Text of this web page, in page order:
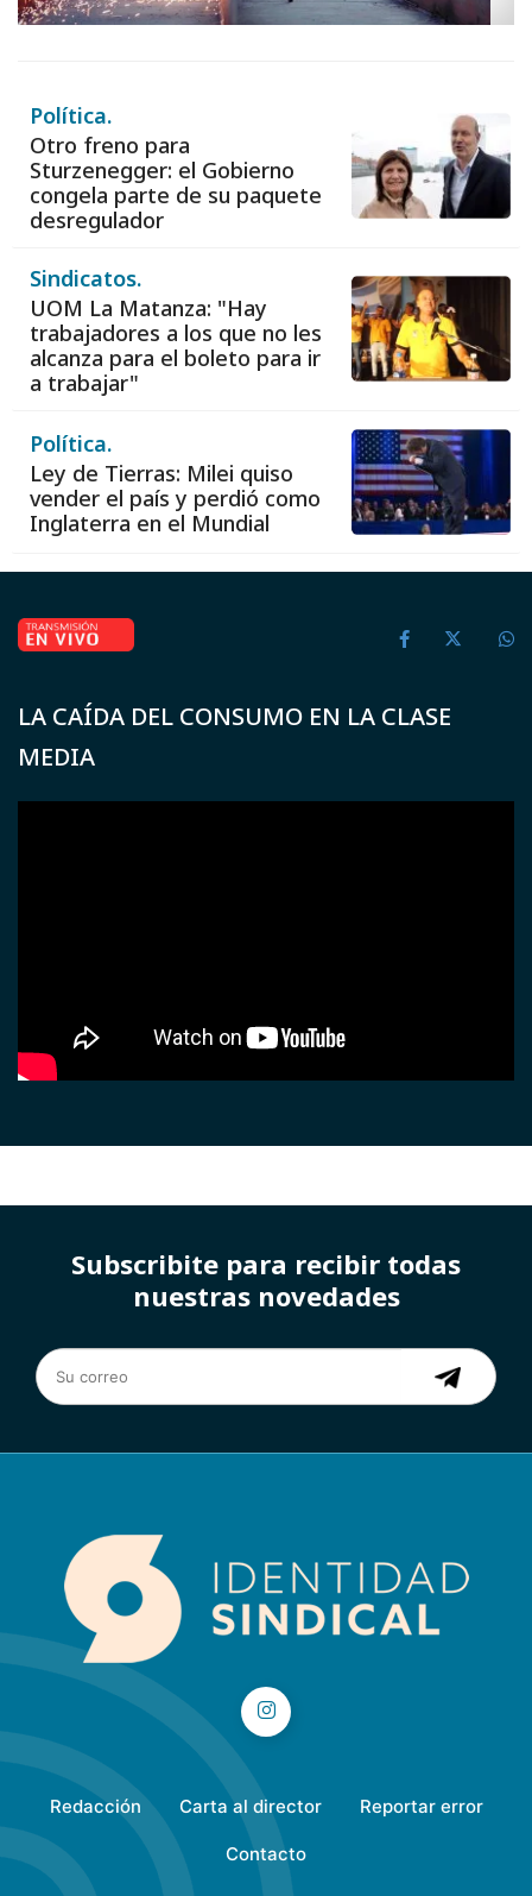
Política.
Otro freno para
Sturzenegger: el Gobierno
congela parte de su paquete
desregulador
Sindicatos.
UOM La Matanza: "Hay
trabajadores a los que no les
alcanza para el boleto para ir
a trabajar"
Política.
Ley de Tierras: Milei quiso
vender el país y perdió como
Inglaterra en el Mundial
LA CAÍDA DEL CONSUMO EN LA CLASE
MEDIA
Subscribite para recibir todas
nuestras novedades
Redacción Carta al director Reportar error
Contacto